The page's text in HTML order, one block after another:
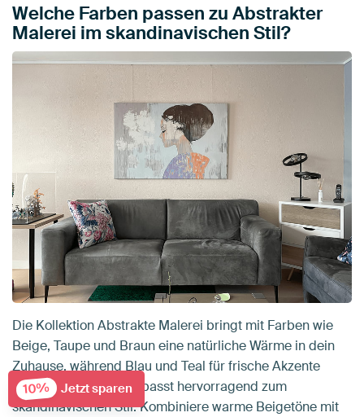
Welche Farben passen zu Abstrakter
Malerei im skandinavischen Stil?
Die Kollektion Abstrakte Malerei bringt mit Farben wie
Beige, Taupe und Braun eine natürliche Wärme in dein
Zuhause, während Blau und Teal für frische Akzente
sorgen. Diese Palette passt hervorragend zum
skandinavischen Stil: Kombiniere warme Beigetöne mit
10% Jetzt sparen